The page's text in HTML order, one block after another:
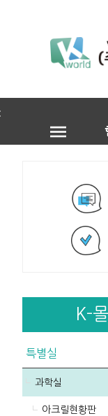
K-몰
특별실
과학실
아크릴현황판